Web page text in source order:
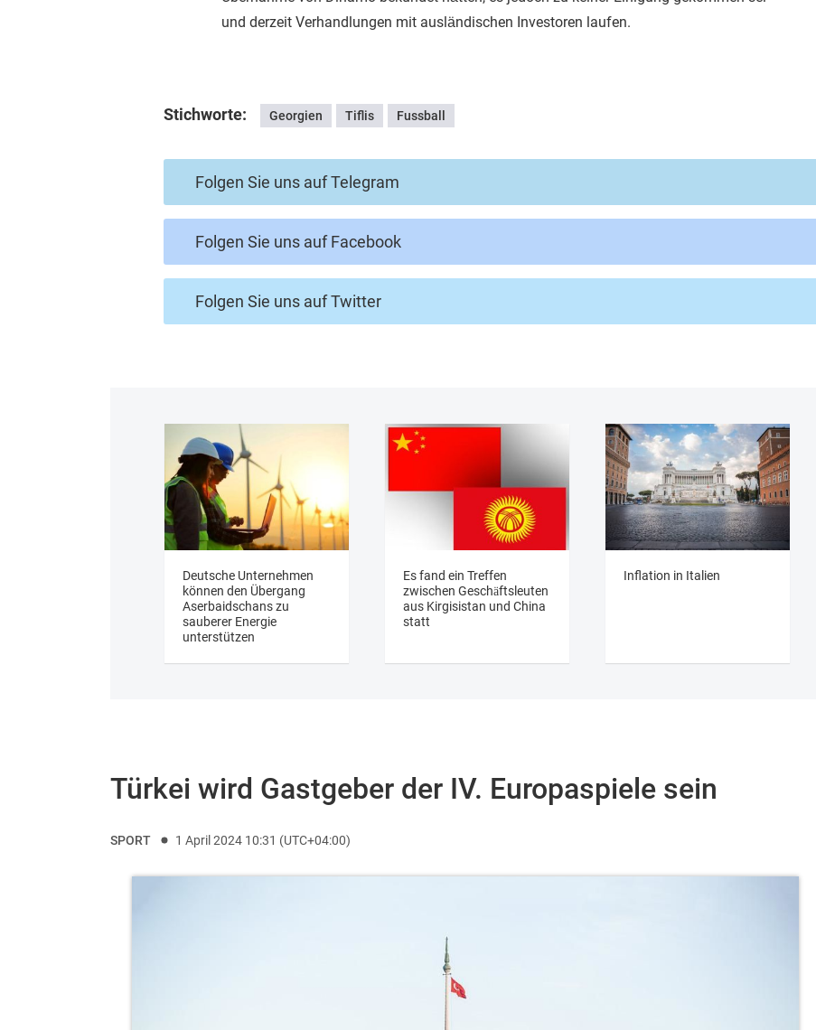
und derzeit Verhandlungen mit ausländischen Investoren laufen.
Stichworte: Georgien Tiflis Fussball
Folgen Sie uns auf Telegram
Folgen Sie uns auf Facebook
Folgen Sie uns auf Twitter
Deutsche Unternehmen
können den Übergang
Aserbaidschans zu
sauberer Energie
unterstützen
Es fand ein Treffen
zwischen Geschäftsleuten
aus Kirgisistan und China
statt
Inflation in Italien
Türkei wird Gastgeber der IV. Europaspiele sein
SPORT 1 April 2024 10:31 (UTC+04:00)